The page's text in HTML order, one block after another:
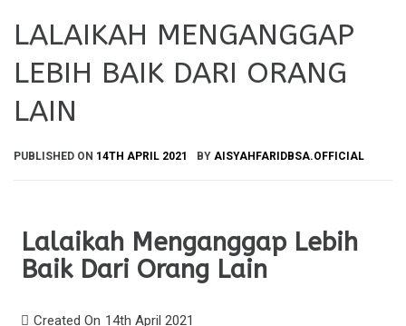
LALAIKAH MENGANGGAP
LEBIH BAIK DARI ORANG
LAIN
PUBLISHED ON 14TH APRIL 2021 BY AISYAHFARIDBSA.OFFICIAL
Lalaikah Menganggap Lebih
Baik Dari Orang Lain
Created On 14th April 2021